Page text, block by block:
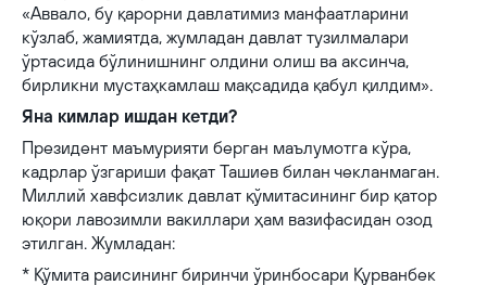
«Аввало, бу қарорни давлатимиз манфаатларини
кўзлаб, жамиятда, жумладан давлат тузилмалари
ўртасида бўлинишнинг олдини олиш ва аксинча,
бирликни мустаҳкамлаш мақсадида қабул қилдим».
Яна кимлар ишдан кетди?
Президент маъмурияти берган маълумотга кўра,
кадрлар ўзгариши фақат Ташиев билан чекланмаган.
Миллий хавфсизлик давлат қўмитасининг бир қатор
юқори лавозимли вакиллари ҳам вазифасидан озод
этилган. Жумладан:
* Қўмита раисининг биринчи ўринбосари Қурванбек